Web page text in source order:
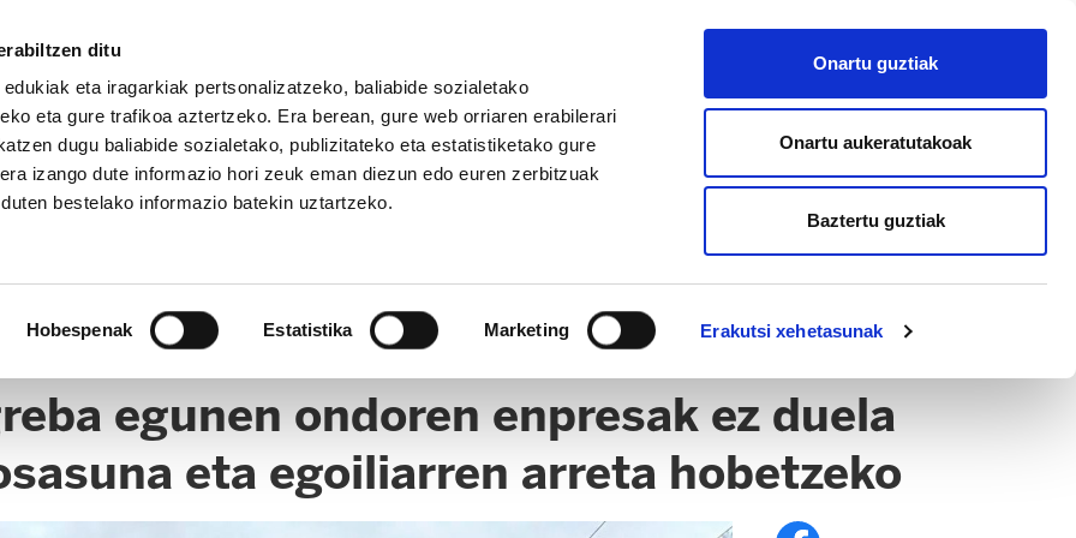
ditu
eta iragarkiak pertsonalizatzeko, baliabide sozialetako
eta gure trafikoa aztertzeko. Era berean, gure web orriaren erabilerari
dugu baliabide sozialetako, publizitateko eta estatistiketako gure
izango dute informazio hori zeuk eman diezun edo euren zerbitzuak
bestelako informazio batekin uztartzeko.
Hobespenak Estatistika Marketing Erakutsi xehetasunak
Onartu guztiak
Onartu aukeratutakoak
Baztertu guztiak
AFILIATU
egunen ondoren enpresak ez duela
eta egoiliarren arreta hobetzeko